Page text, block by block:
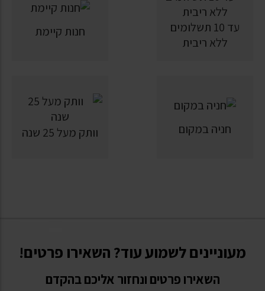
עד 10 תשלומים
ללא ריבית
חנות קיימת
חניה במקום וותק מעל 25 שנה
מעוניינים לשמוע עוד? השאירו פרטים!
השאירו פרטים ונחזור אליכם בהקדם